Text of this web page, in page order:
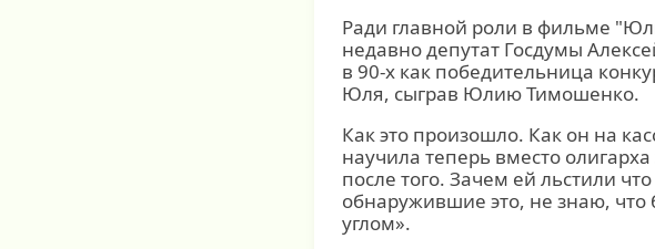
Ради главной роли в фильме
недавно депутат Госдумы
в 90-х как победительница
Юля, сыграв Юлию Тимошенко.
Как это произошло. Как он на
научила теперь вместо
после того. Зачем ей льстили
обнаружившие это, не знаю, что
углом».